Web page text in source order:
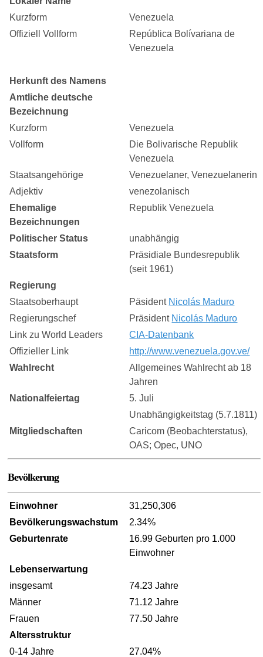
Kurzform
Venezuela
Offiziell Vollform
República Bolívariana de
Venezuela
Herkunft des Namens
Amtliche deutsche
Bezeichnung
Kurzform
Venezuela
Vollform
Die Bolivarische Republik
Venezuela
Staatsangehörige
Venezuelaner, Venezuelanerin
Adjektiv
venezolanisch
Ehemalige
Bezeichnungen
Republik Venezuela
Politischer Status
unabhängig
Staatsform
Präsidiale Bundesrepublik
(seit 1961)
Regierung
Staatsoberhaupt
Päsident Nicolás Maduro
Regierungschef
Präsident Nicolás Maduro
Link zu World Leaders
CIA-Datenbank
Offizieller Link
http://www.venezuela.gov.ve/
Wahlrecht
Allgemeines Wahlrecht ab 18
Jahren
Nationalfeiertag
5. Juli
Unabhängigkeitstag (5.7.1811)
Mitgliedschaften
Caricom (Beobachterstatus),
OAS; Opec, UNO
Bevölkerung
Einwohner
31,250,306
Bevölkerungswachstum
2.34%
Geburtenrate
16.99 Geburten pro 1.000
Einwohner
Lebenserwartung
insgesamt
74.23 Jahre
Männer
71.12 Jahre
Frauen
77.50 Jahre
Altersstruktur
0-14 Jahre
27.04%